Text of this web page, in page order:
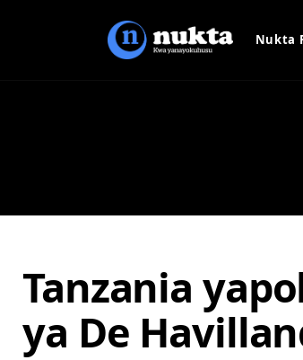
Nukta
Tanzania
ya De